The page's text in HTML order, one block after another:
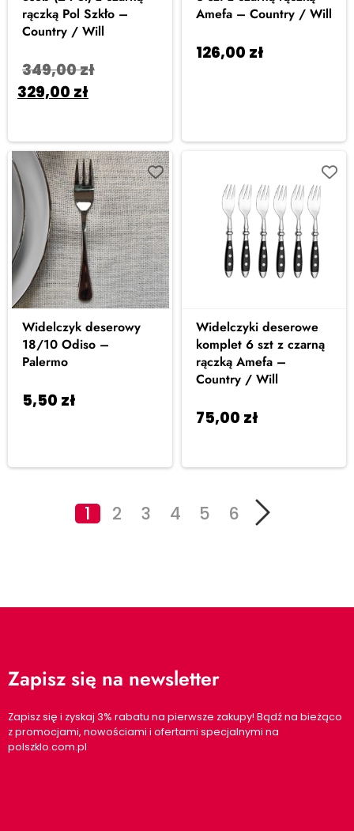
rączką Pol Szkło –
Country / Will
349,00zł
329,00 zł
Amefa – Country / Will
126,00 zł
Widelczyk deserowy
18/10 Odiso –
Palermo
5,50 zł
Widelczyki deserowe
komplet 6 szt z czarną
rączką Amefa –
Country / Will
75,00 zł
1 2 3 4 5 6
Zapisz się na newsletter
Zapisz się i zyskaj 3% rabatu na pierwsze zakupy! Bądź na bieżąco
z promocjami, nowościami i ofertami specjalnymi na
polszklo.com.pl